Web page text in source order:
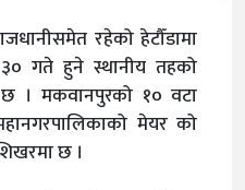
रहेको हेटौँडामा
गते हुने स्थानीय तहको
छ । मकवानपुरको १० वटा
मेयर को
छ ।